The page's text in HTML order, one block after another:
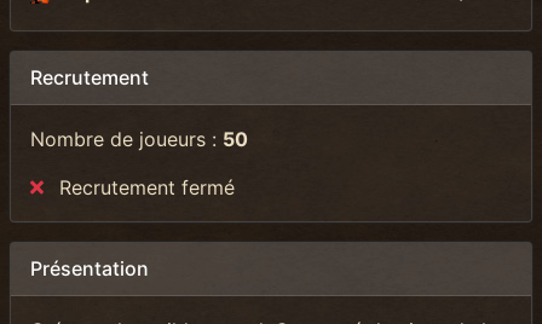
Recrutement
Nombre de joueurs : 50
Recrutement fermé
Présentation